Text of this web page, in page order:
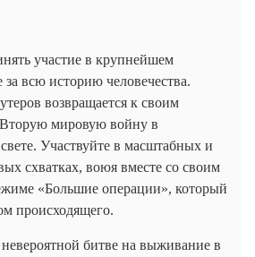
участие в крупнейшем
всю историю человечества.
возвращается к своим
мировую войну в
Участвуйте в масштабных и
схватках, воюя вместе со своим
«Большие операции», который
происходящего.
битве на выживание в